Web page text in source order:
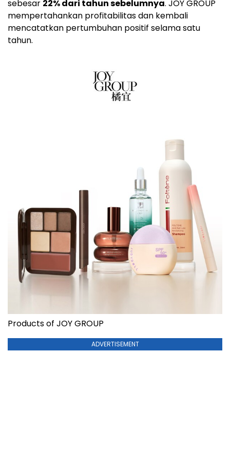
sebesar 22% dari tahun sebelumnya. JOY GROUP
mempertahankan profitabilitas dan kembali
mencatatkan pertumbuhan positif selama satu
tahun.
Products of JOY GROUP
ADVERTISEMENT